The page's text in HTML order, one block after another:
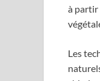
à partir
Les